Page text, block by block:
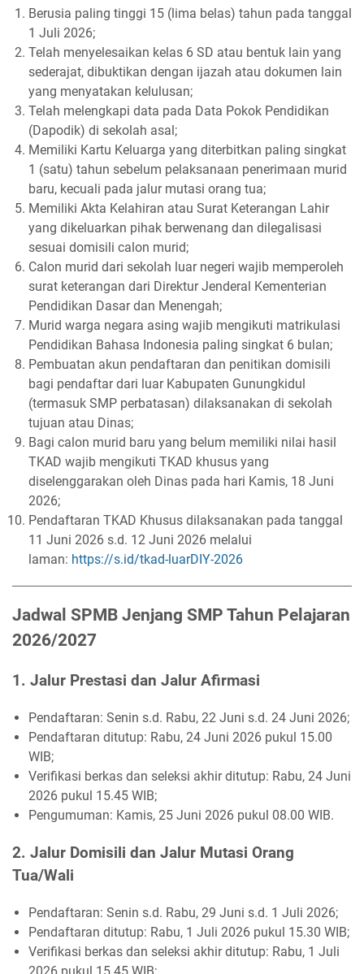
Berusia paling tinggi 15 (lima belas) tahun pada tanggal
1 Juli 2026;
Telah menyelesaikan kelas 6 SD atau bentuk lain yang
sederajat, dibuktikan dengan ijazah atau dokumen lain
yang menyatakan kelulusan;
Telah melengkapi data pada Data Pokok Pendidikan
(Dapodik) di sekolah asal;
Memiliki Kartu Keluarga yang diterbitkan paling singkat
1 (satu) tahun sebelum pelaksanaan penerimaan murid
baru, kecuali pada jalur mutasi orang tua;
Memiliki Akta Kelahiran atau Surat Keterangan Lahir
yang dikeluarkan pihak berwenang dan dilegalisasi
sesuai domisili calon murid;
Calon murid dari sekolah luar negeri wajib memperoleh
surat keterangan dari Direktur Jenderal Kementerian
Pendidikan Dasar dan Menengah;
Murid warga negara asing wajib mengikuti matrikulasi
Pendidikan Bahasa Indonesia paling singkat 6 bulan;
Pembuatan akun pendaftaran dan penitikan domisili
bagi pendaftar dari luar Kabupaten Gunungkidul
(termasuk SMP perbatasan) dilaksanakan di sekolah
tujuan atau Dinas;
Bagi calon murid baru yang belum memiliki nilai hasil
TKAD wajib mengikuti TKAD khusus yang
diselenggarakan oleh Dinas pada hari Kamis, 18 Juni
2026;
Pendaftaran TKAD Khusus dilaksanakan pada tanggal
11 Juni 2026 s.d. 12 Juni 2026 melalui
laman: https://s.id/tkad-luarDIY-2026
Jadwal SPMB Jenjang SMP Tahun Pelajaran
2026/2027
1. Jalur Prestasi dan Jalur Afirmasi
Pendaftaran: Senin s.d. Rabu, 22 Juni s.d. 24 Juni 2026;
Pendaftaran ditutup: Rabu, 24 Juni 2026 pukul 15.00
WIB;
Verifikasi berkas dan seleksi akhir ditutup: Rabu, 24 Juni
2026 pukul 15.45 WIB;
Pengumuman: Kamis, 25 Juni 2026 pukul 08.00 WIB.
2. Jalur Domisili dan Jalur Mutasi Orang
Tua/Wali
Pendaftaran: Senin s.d. Rabu, 29 Juni s.d. 1 Juli 2026;
Pendaftaran ditutup: Rabu, 1 Juli 2026 pukul 15.30 WIB;
Verifikasi berkas dan seleksi akhir ditutup: Rabu, 1 Juli